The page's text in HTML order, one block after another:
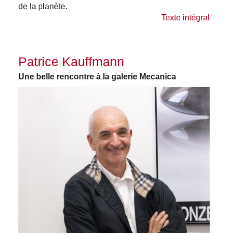
de la planète.
Texte intégral
Patrice Kauffmann
Une belle rencontre à la galerie Mecanica